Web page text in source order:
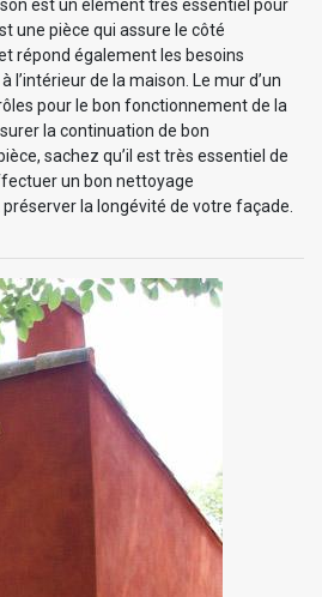
est un élément très essentiel pour
une pièce qui assure le côté
répond également les besoins
l’intérieur de la maison. Le mur d’un
pour le bon fonctionnement de la
la continuation de bon
sachez qu’il est très essentiel de
un bon nettoyage
la longévité de votre façade.